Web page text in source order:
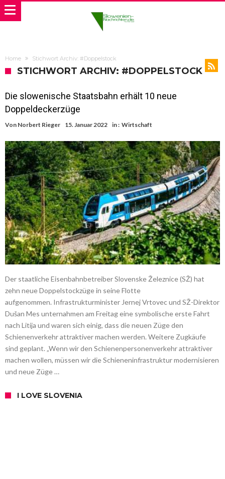
Home Stichwort Archiv: #Doppelstock
STICHWORT ARCHIV: #DOPPELSTOCK
Die slowenische Staatsbahn erhält 10 neue
Doppeldeckerzüge
Von Norbert Rieger 15. Januar 2022 in : Wirtschaft
Der staatliche Eisenbahnbetreiber Slovenske Železnice (SŽ) hat
zehn neue Doppelstockzüge in seine Flotte
aufgenommen. Infrastrukturminister Jernej Vrtovec und SŽ-Direktor
Dušan Mes unternahmen am Freitag eine symbolische erste Fahrt
nach Litija und waren sich einig, dass die neuen Züge den
Schienenverkehr attraktiver machen werden. Weitere Zugkäufe
sind geplant. „Wenn wir den Schienenpersonenverkehr attraktiver
machen wollen, müssen wir die Schieneninfrastruktur modernisieren
und neue Züge …
I LOVE SLOVENIA